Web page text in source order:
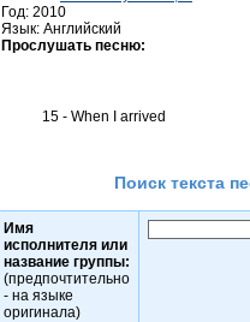
Год: 2010
Язык: Английский
Прослушать песню:
Поиск текста
Имя
исполнителя или
название группы:
(предпочтительно
- на языке
оригинала)